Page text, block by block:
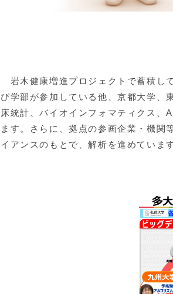
岩木健康増進プロジェクトで蓄積し
び学部が参加している他、京都大学、
床統計、バイオインフォマティクス、
ます。さらに、拠点の参画企業・機関
イアンスのもとで、解析を進めています